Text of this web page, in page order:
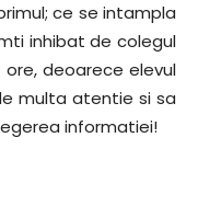
ce se intampla
inhibat de colegul
deoarece elevul
multa atentie si sa
informatiei!